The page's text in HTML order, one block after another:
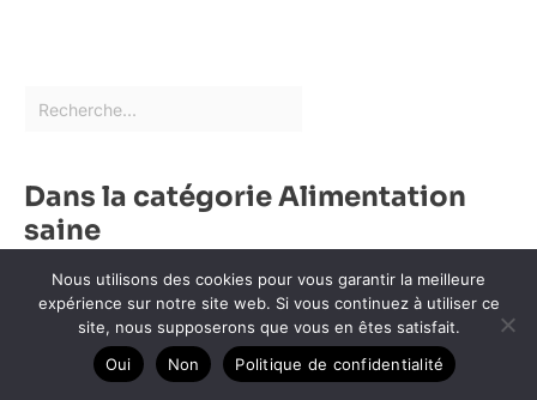
Dans la catégorie Alimentation
saine
Nous utilisons des cookies pour vous garantir la meilleure
expérience sur notre site web. Si vous continuez à utiliser ce
site, nous supposerons que vous en êtes satisfait.
Oui
Non Politique de confidentialité